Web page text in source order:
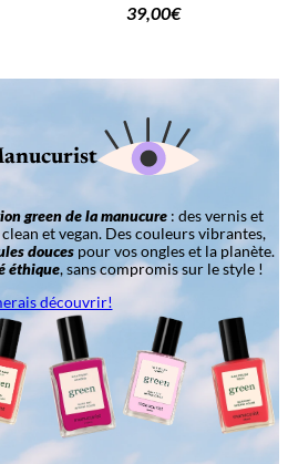
39,00€
green de la manucure: des vernis et
et vegan. Des couleurs vibrantes,
douces pour vos ongles et la planète.
éthique, sans compromis sur le style !
découvrir!